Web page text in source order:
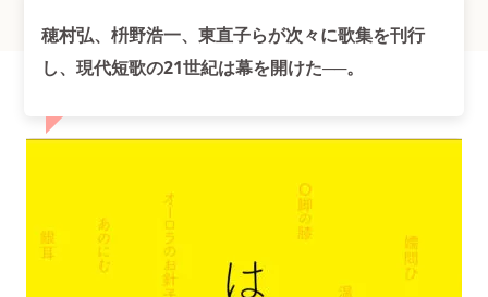
穂村弘、枡野浩一、東直子らが次々に歌集を刊行
し、現代短歌の21世紀は幕を開けた──。